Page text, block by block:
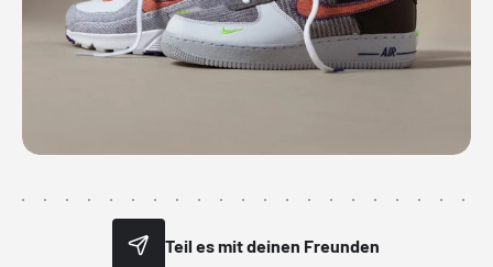
Teil es mit deinen Freunden